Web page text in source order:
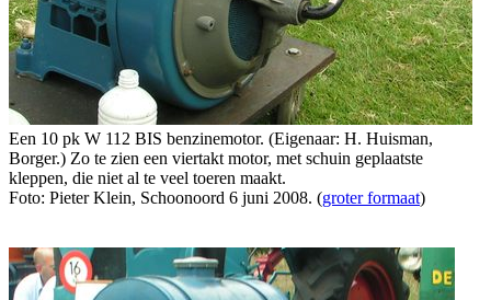
Een 10 pk W 112 BIS benzinemotor. (Eigenaar: H. Huisman,
Borger.) Zo te zien een viertakt motor, met schuin geplaatste
kleppen, die niet al te veel toeren maakt.
Foto: Pieter Klein, Schoonoord 6 juni 2008. (groter formaat)